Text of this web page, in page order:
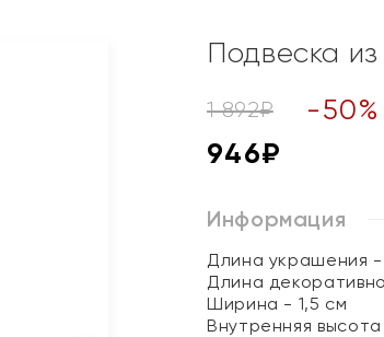
Подвеска
1 892₽ -50%
946₽
Информация
Длина украшения
Длина
Ширина - 1,5 см
Внутренняя